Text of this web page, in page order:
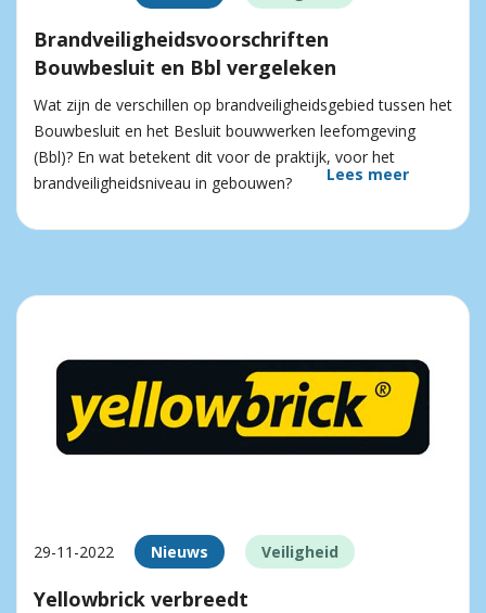
Brandveiligheidsvoorschriften
Bouwbesluit en Bbl vergeleken
Wat zijn de verschillen op brandveiligheidsgebied tussen het
Bouwbesluit en het Besluit bouwwerken leefomgeving
(Bbl)? En wat betekent dit voor de praktijk, voor het
brandveiligheidsniveau in gebouwen?
Lees meer
29-11-2022 Nieuws Veiligheid
Yellowbrick verbreedt